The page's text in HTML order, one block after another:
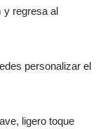
y regresa al
personalizar el
ligero toque